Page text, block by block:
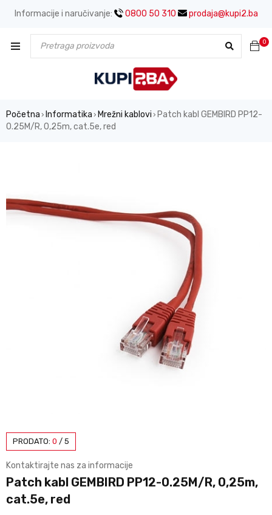
Informacije i naručivanje: 0800 50 310 prodaja@kupi2.ba
0
Početna › Informatika › Mrežni kablovi › Patch kabl GEMBIRD PP12-
0.25M/R, 0,25m, cat.5e, red
PRODATO: 0 / 5
Kontaktirajte nas za informacije
Patch kabl GEMBIRD PP12-0.25M/R, 0,25m,
cat.5e, red